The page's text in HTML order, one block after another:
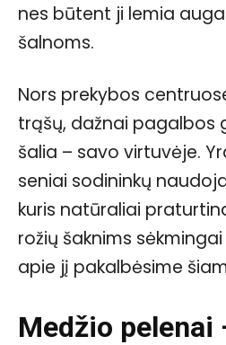
nes būtent ji lemia
šalnoms.
Nors prekybos
trąšų, dažnai pagalbos
šalia – savo virtuvėje.
seniai sodininkų
kuris natūraliai
rožių šaknims
apie jį pakalbėsime
Medžio pelenai